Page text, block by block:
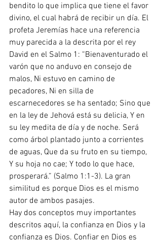
bendito lo que implica que tiene el favor
divino, el cual habrá de recibir un día. El
profeta Jeremías hace una referencia
muy parecida a la descrita por el rey
David en el Salmo 1: “Bienaventurado el
varón que no anduvo en consejo de
malos, Ni estuvo en camino de
pecadores, Ni en silla de
escarnecedores se ha sentado; Sino que
en la ley de Jehová está su delicia, Y en
su ley medita de día y de noche. Será
como árbol plantado junto a corrientes
de aguas, Que da su fruto en su tiempo,
Y su hoja no cae; Y todo lo que hace,
prosperará.” (Salmo 1:1-3). La gran
similitud es porque Dios es el mismo
autor de ambos pasajes.
Hay dos conceptos muy importantes
descritos aquí, la confianza en Dios y la
confianza es Dios. Confiar en Dios es